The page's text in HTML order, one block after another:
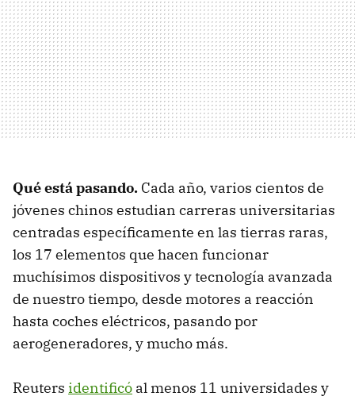
Qué está pasando. Cada año, varios cientos de
jóvenes chinos estudian carreras universitarias
centradas específicamente en las tierras raras,
los 17 elementos que hacen funcionar
muchísimos dispositivos y tecnología avanzada
de nuestro tiempo, desde motores a reacción
hasta coches eléctricos, pasando por
aerogeneradores, y mucho más.
Reuters identificó al menos 11 universidades y